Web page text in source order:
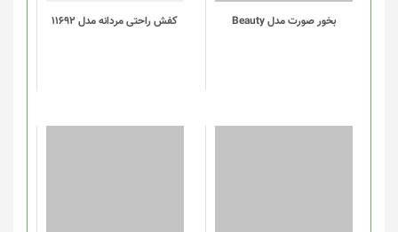
بخور صورت مدل Beauty کفش راحتی مردانه مدل 11692
گزینه
محصول